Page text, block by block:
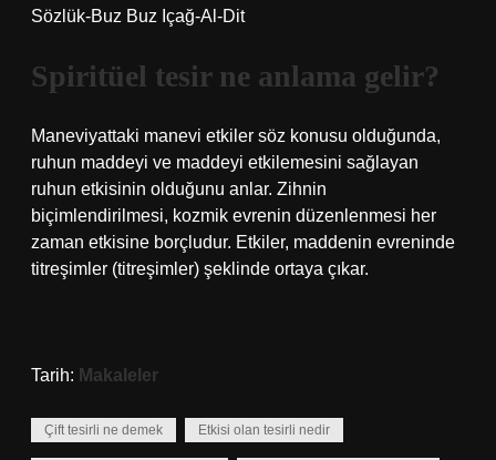
Sözlük-Buz Buz Içağ-Al-Dit
Spiritüel tesir ne anlama gelir?
Maneviyattaki manevi etkiler söz konusu olduğunda,
ruhun maddeyi ve maddeyi etkilemesini sağlayan
ruhun etkisinin olduğunu anlar. Zihnin
biçimlendirilmesi, kozmik evrenin düzenlenmesi her
zaman etkisine borçludur. Etkiler, maddenin evreninde
titreşimler (titreşimler) şeklinde ortaya çıkar.
Tarih: Makaleler
Çift tesirli ne demek Etkisi olan tesirli nedir